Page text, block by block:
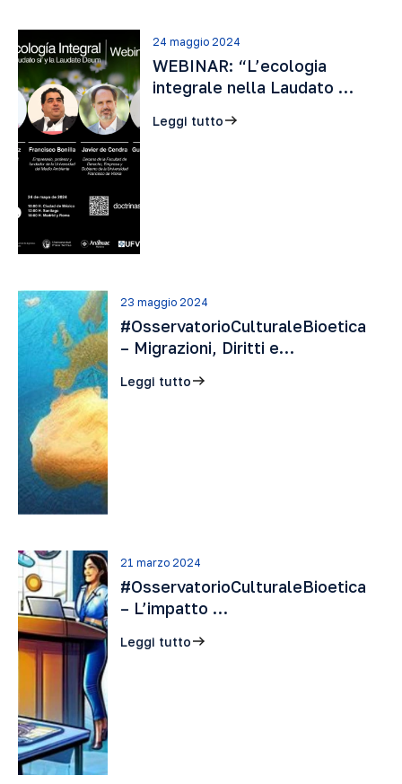
24 maggio 2024
WEBINAR: “L’ecologia
integrale nella Laudato …
Leggi tutto
23 maggio 2024
#OsservatorioCulturaleBioetica
– Migrazioni, Diritti e…
Leggi tutto
21 marzo 2024
#OsservatorioCulturaleBioetica
– L’impatto …
Leggi tutto